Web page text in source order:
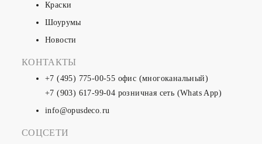
Краски
Шоурумы
Новости
КОНТАКТЫ
+7 (495) 775-00-55 офис (многоканальный)
+7 (903) 617-99-04 розничная сеть (Whats App)
info@opusdeco.ru
СОЦСЕТИ